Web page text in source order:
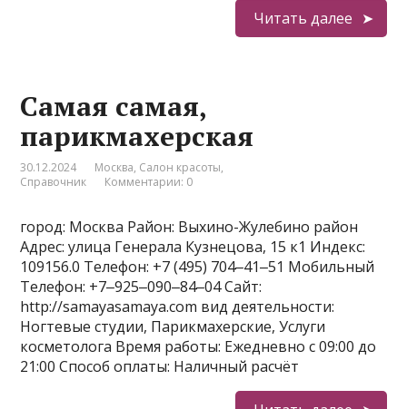
Читать далее
Самая самая,
парикмахерская
30.12.2024 Москва, Салон красоты,
Справочник
Комментарии: 0
город: Москва Район: Выхино-Жулебино район
Адрес: улица Генерала Кузнецова, 15 к1 Индекс:
109156.0 Телефон: +7 (495) 704‒41‒51 Мобильный
Телефон: +7‒925‒090‒84‒04 Сайт:
http://samayasamaya.com вид деятельности:
Ногтевые студии, Парикмахерские, Услуги
косметолога Время работы: Ежедневно с 09:00 до
21:00 Способ оплаты: Наличный расчёт